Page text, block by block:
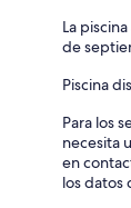
La
de
Piscina
Para los
necesita
en
los datos